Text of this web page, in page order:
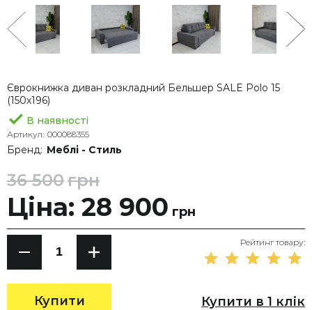
Єврокнижка диван розкладний Бельшер SALE Polo 15
(150х196)
В наявності
Артикул: 000088355
Бренд: Меблі - Стиль
36 500грн
Ціна: 28 900 грн
Купити
Рейтинг товару:
Купити в 1 клік